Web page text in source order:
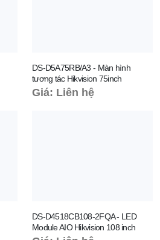
DS-D5A75RB/A3 - Màn hình
tương tác Hikvision 75inch
Giá: Liên hệ
DS-D4518CB108-2FQA - LED
Module AIO Hikvision 108 inch